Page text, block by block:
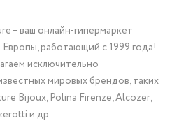
– ваш онлайн-гипермаркет
работающий с 1999 года!
исключительно
мировых брендов, таких
Bijoux, Polina Firenze, Alcozer,
и др.